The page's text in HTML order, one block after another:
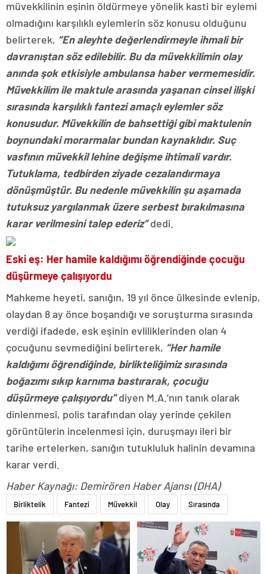
müvekkilinin eşinin öldürmeye yönelik kasti bir eylemi
olmadığını karşılıklı eylemlerin söz konusu olduğunu
belirterek, “En aleyhte değerlendirmeyle ihmali bir
davranıştan söz edilebilir. Bu da müvekkilimin olay
anında şok etkisiyle ambulansa haber vermemesidir.
Müvekkilim ile maktule arasında yaşanan cinsel ilişki
sırasında karşılıklı fantezi amaçlı eylemler söz
konusudur. Müvekkilin de bahsettiği gibi maktulenin
boynundaki morarmalar bundan kaynaklıdır. Suç
vasfının müvekkil lehine değişme ihtimali vardır.
Tutuklama, tedbirden ziyade cezalandırmaya
dönüşmüştür. Bu nedenle müvekkilin şu aşamada
tutuksuz yargılanmak üzere serbest bırakılmasına
karar verilmesini talep ederiz” dedi.
Eski eş: Her hamile kaldığımı öğrendiğinde çocuğu
düşürmeye çalışıyordu
Mahkeme heyeti, sanığın, 19 yıl önce ülkesinde evlenip,
olaydan 8 ay önce boşandığı ve soruşturma sırasında
verdiği ifadede, esk eşinin evliliklerinden olan 4
çocuğunu sevmediğini belirterek, “Her hamile
kaldığımı öğrendiğinde, birlikteliğimiz sırasında
boğazımı sıkıp karnıma bastırarak, çocuğu
düşürmeye çalışıyordu”diyen M.A.’nın tanık olarak
dinlenmesi, polis tarafından olay yerinde çekilen
görüntülerin incelenmesi için, duruşmayı ileri bir
tarihe ertelerken, sanığın tutukluluk halinin devamına
karar verdi.
Haber Kaynağı: Demirören Haber Ajansı (DHA)
Birliktelik Fantezi Müvekkil Olay Sırasında